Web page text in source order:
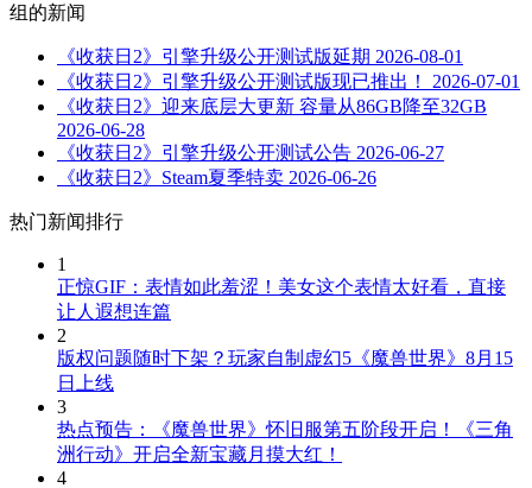
组 的新闻
《收获日2》引擎升级公开测试版延期 2026-08-01
《收获日2》引擎升级公开测试版现已推出！
2026-07-01
《收获日2》迎来底层大更新 容量从86GB降至32GB
2026-06-28
《收获日2》引擎升级公开测试公告 2026-06-27
《收获日2》Steam夏季特卖 2026-06-26
热门新闻排行
1
正惊GIF：表情如此羞涩！美女这个表情太好看，直接
让人遐想连篇
2
版权问题随时下架？玩家自制虚幻5《魔兽世界》8月15
日上线
3
热点预告：《魔兽世界》怀旧服第五阶段开启！《三角
洲行动》开启全新宝藏月摸大红！
4